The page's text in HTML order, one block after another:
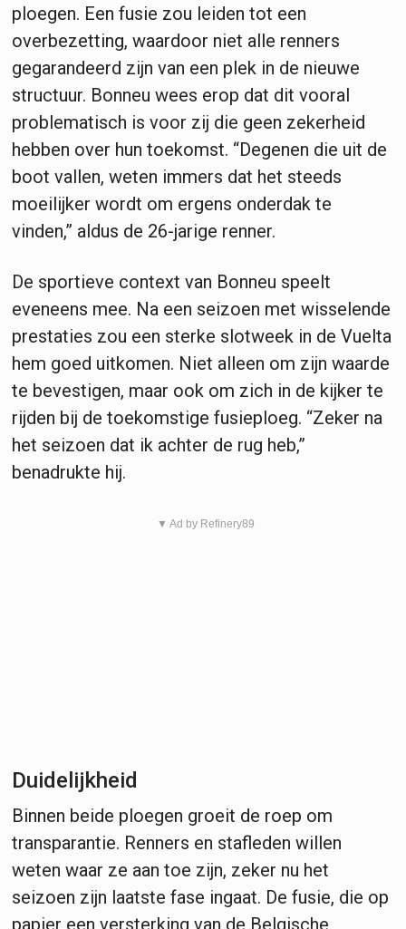
ploegen. Een fusie zou leiden tot een
overbezetting, waardoor niet alle renners
gegarandeerd zijn van een plek in de nieuwe
structuur. Bonneu wees erop dat dit vooral
problematisch is voor zij die geen zekerheid
hebben over hun toekomst. “Degenen die uit de
boot vallen, weten immers dat het steeds
moeilijker wordt om ergens onderdak te
vinden,” aldus de 26-jarige renner.
De sportieve context van Bonneu speelt
eveneens mee. Na een seizoen met wisselende
prestaties zou een sterke slotweek in de Vuelta
hem goed uitkomen. Niet alleen om zijn waarde
te bevestigen, maar ook om zich in de kijker te
rijden bij de toekomstige fusieploeg. “Zeker na
het seizoen dat ik achter de rug heb,”
benadrukte hij.
▼ Ad by Refinery89
Duidelijkheid
Binnen beide ploegen groeit de roep om
transparantie. Renners en stafleden willen
weten waar ze aan toe zijn, zeker nu het
seizoen zijn laatste fase ingaat. De fusie, die op
papier een versterking van de Belgische